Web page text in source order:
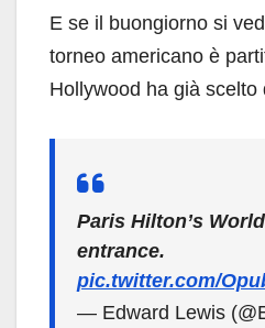
E se il buongiorno si
torneo americano è
Hollywood ha già scelto
Paris Hilton’s
entrance.
pic.twitter.com/
— Edward Lewis